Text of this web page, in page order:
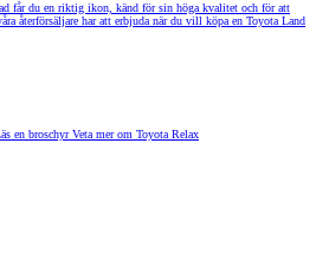
får du en riktig ikon, känd för sin höga kvalitet och för att
återförsäljare har att erbjuda när du vill köpa en Toyota Land
en broschyrVeta mer om Toyota Relax